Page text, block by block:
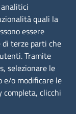
quali la
essere
di terze parti che
Tramite
selezionare le
e/o modificare le
completa, clicchi